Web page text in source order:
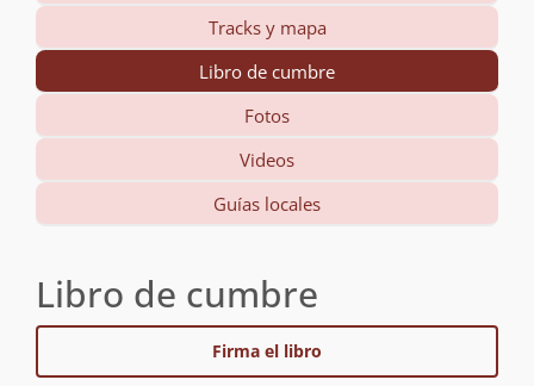
Tracks y mapa
Libro de cumbre
Fotos
Videos
Guías locales
Libro de cumbre
Firma el libro